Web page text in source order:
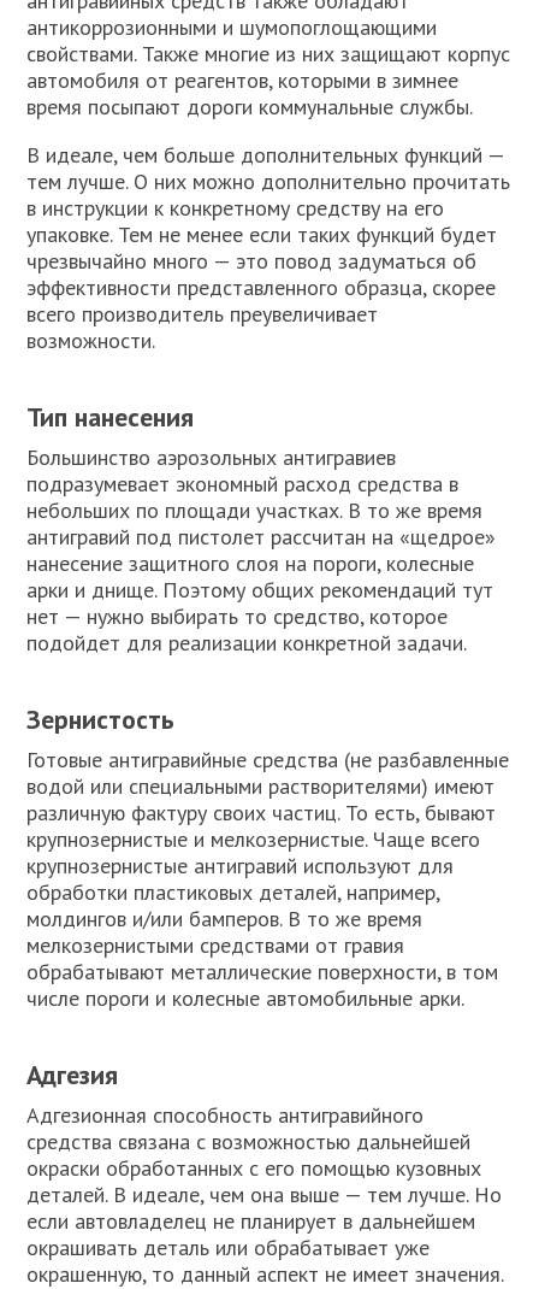
антикоррозионными и шумопоглощающими
свойствами. Также многие из них защищают корпус
автомобиля от реагентов, которыми в зимнее
время посыпают дороги коммунальные службы.
В идеале, чем больше дополнительных функций —
тем лучше. О них можно дополнительно прочитать
в инструкции к конкретному средству на его
упаковке. Тем не менее если таких функций будет
чрезвычайно много — это повод задуматься об
эффективности представленного образца, скорее
всего производитель преувеличивает
возможности.
Тип нанесения
Большинство аэрозольных антигравиев
подразумевает экономный расход средства в
небольших по площади участках. В то же время
антигравий под пистолет рассчитан на «щедрое»
нанесение защитного слоя на пороги, колесные
арки и днище. Поэтому общих рекомендаций тут
нет — нужно выбирать то средство, которое
подойдет для реализации конкретной задачи.
Зернистость
Готовые антигравийные средства (не разбавленные
водой или специальными растворителями) имеют
различную фактуру своих частиц. То есть, бывают
крупнозернистые и мелкозернистые. Чаще всего
крупнозернистые антигравий используют для
обработки пластиковых деталей, например,
молдингов и/или бамперов. В то же время
мелкозернистыми средствами от гравия
обрабатывают металлические поверхности, в том
числе пороги и колесные автомобильные арки.
Адгезия
Адгезионная способность антигравийного
средства связана с возможностью дальнейшей
окраски обработанных с его помощью кузовных
деталей. В идеале, чем она выше — тем лучше. Но
если автовладелец не планирует в дальнейшем
окрашивать деталь или обрабатывает уже
окрашенную, то данный аспект не имеет значения.